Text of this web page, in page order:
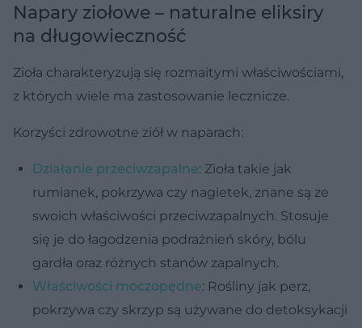
Napary ziołowe – naturalne eliksiry
na długowieczność
Zioła charakteryzują się rozmaitymi właściwościami,
z których wiele ma zastosowanie lecznicze.
Korzyści zdrowotne ziół w naparach:
Działanie przeciwzapalne: Zioła takie jak
rumianek, pokrzywa czy nagietek, znane są ze
swoich właściwości przeciwzapalnych. Stosuje
się je do łagodzenia podrażnień skóry, bólu
gardła oraz różnych stanów zapalnych.
Właściwości moczopędne: Rośliny jak perz,
pokrzywa czy skrzyp są używane do detoksykacji